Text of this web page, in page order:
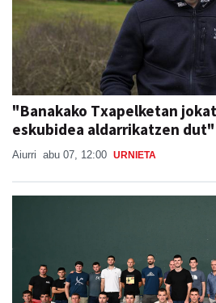
"Banakako Txapelketan
eskubidea aldarrikatzen dut"
Aiurri abu 07, 12:00 URNIETA